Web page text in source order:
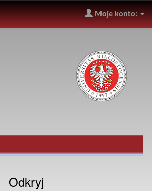
Moje konto:
Odkryj